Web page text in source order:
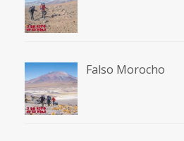
Falso Morocho